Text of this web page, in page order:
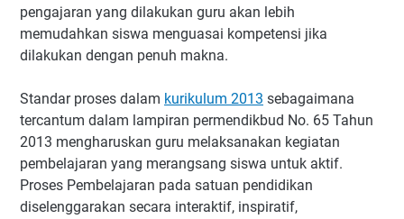
pengajaran yang dilakukan guru akan lebih
memudahkan siswa menguasai kompetensi jika
dilakukan dengan penuh makna.
Standar proses dalam kurikulum 2013 sebagaimana
tercantum dalam lampiran permendikbud No. 65 Tahun
2013 mengharuskan guru melaksanakan kegiatan
pembelajaran yang merangsang siswa untuk aktif.
Proses Pembelajaran pada satuan pendidikan
diselenggarakan secara interaktif, inspiratif,